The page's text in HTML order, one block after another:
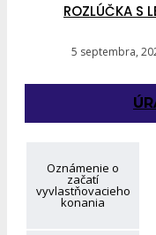
ROZLÚČKA
5 septembra,
Oznámenie o
začatí
vyvlastňovacieho
konania